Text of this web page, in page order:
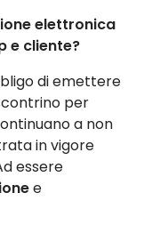
elettronica
e cliente?
di emettere
per
a non
in vigore
essere
e